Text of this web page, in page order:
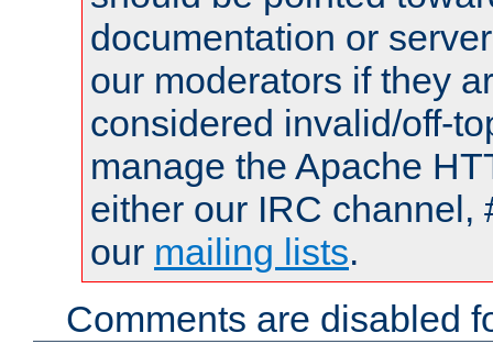
documentation or
our moderators if they
considered invalid/off-
manage the Apache
either our IRC channel,
our mailing lists.
Comments are disabled